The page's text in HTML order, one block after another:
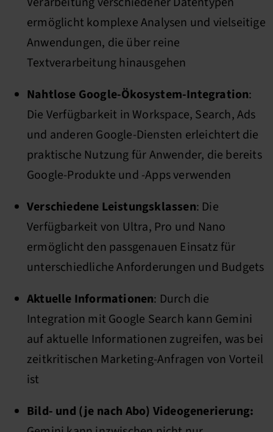
ermöglicht komplexe Analysen und vielseitige
Anwendungen, die über reine
Textverarbeitung hinausgehen
Nahtlose Google-Ökosystem-Integration:
Die Verfügbarkeit in Workspace, Search, Ads
und anderen Google-Diensten erleichtert die
praktische Nutzung für Anwender, die bereits
Google-Produkte und -Apps verwenden
Verschiedene Leistungsklassen: Die
Verfügbarkeit von Ultra, Pro und Nano
ermöglicht den passgenauen Einsatz für
unterschiedliche Anforderungen und Budgets
Aktuelle Informationen: Durch die
Integration mit Google Search kann Gemini
auf aktuelle Informationen zugreifen, was bei
zeitkritischen Marketing-Anfragen von Vorteil
ist
Bild- und (je nach Abo) Videogenerierung: